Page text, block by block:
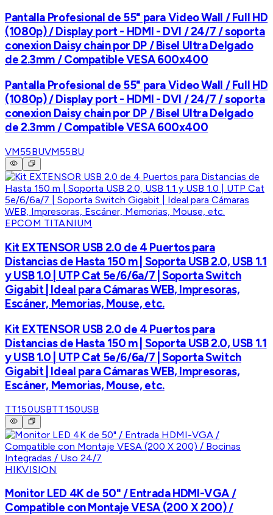
Pantalla Profesional de 55" para Video Wall / Full HD
(1080p) / Display port - HDMI - DVI / 24/7 / soporta
conexion Daisy chain por DP / Bisel Ultra Delgado
de 2.3mm / Compatible VESA 600x400
Pantalla Profesional de 55" para Video Wall / Full HD
(1080p) / Display port - HDMI - DVI / 24/7 / soporta
conexion Daisy chain por DP / Bisel Ultra Delgado
de 2.3mm / Compatible VESA 600x400
VM55BUVM55BU
EPCOM TITANIUM
Kit EXTENSOR USB 2.0 de 4 Puertos para
Distancias de Hasta 150 m | Soporta USB 2.0, USB 1.1
y USB 1.0 | UTP Cat 5e/6/6a/7 | Soporta Switch
Gigabit | Ideal para Cámaras WEB, Impresoras,
Escáner, Memorias, Mouse, etc.
Kit EXTENSOR USB 2.0 de 4 Puertos para
Distancias de Hasta 150 m | Soporta USB 2.0, USB 1.1
y USB 1.0 | UTP Cat 5e/6/6a/7 | Soporta Switch
Gigabit | Ideal para Cámaras WEB, Impresoras,
Escáner, Memorias, Mouse, etc.
TT150USBTT150USB
HIKVISION
Monitor LED 4K de 50" / Entrada HDMI-VGA /
Compatible con Montaje VESA (200 X 200) /